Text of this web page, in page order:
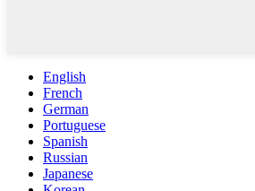
English
French
German
Portuguese
Spanish
Russian
Japanese